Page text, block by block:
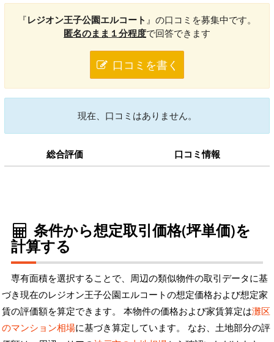
『レジオン王子公園エルコート 』の口コミを募集中です。
匿名のまま１分程度で回答できます
口コミを書く
現在、口コミはありません。
総合評価 口コミ情報
条件から想定取引価格(坪単価)を
計算する
専有面積を選択することで、周辺の類似物件の取引データに基
づき現在のレジオン王子公園エルコートの想定価格および想定家
賃の評価額を算定できます。 本物件の価格および家賃算定は灘区
のマンション相場に基づき算定しています。 なお、土地部分の評